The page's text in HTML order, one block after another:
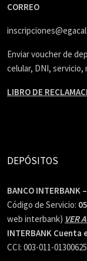
CORREO
Enviar voucher de
celular, DNI, servicio,
LIBRO DE
DEPÓSITOS
BANCO
Código de Servicio:
web interbank) VER
INTERBANK Cuenta
CCI: 003-011-